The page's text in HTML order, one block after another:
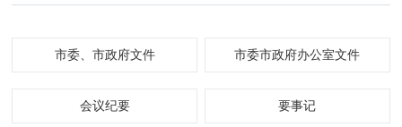
市委、市政府文件 市委市政府办公室文件
会议纪要 要事记